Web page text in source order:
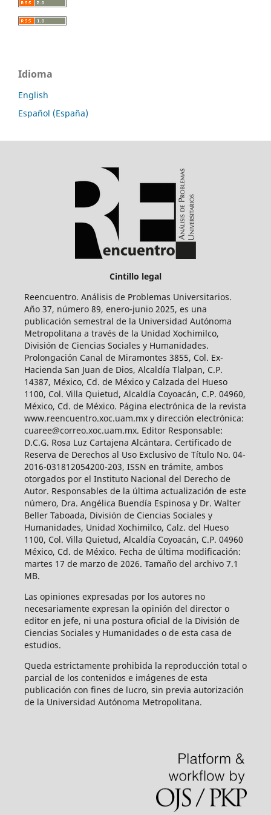
Idioma
English
Español (España)
Cintillo legal
Reencuentro. Análisis de Problemas Universitarios.
Año 37, número 89, enero-junio 2025, es una
publicación semestral de la Universidad Autónoma
Metropolitana a través de la Unidad Xochimilco,
División de Ciencias Sociales y Humanidades.
Prolongación Canal de Miramontes 3855, Col. Ex-
Hacienda San Juan de Dios, Alcaldía Tlalpan, C.P.
14387, México, Cd. de México y Calzada del Hueso
1100, Col. Villa Quietud, Alcaldía Coyoacán, C.P. 04960,
México, Cd. de México. Página electrónica de la revista
www.reencuentro.xoc.uam.mx y dirección electrónica:
cuaree@correo.xoc.uam.mx. Editor Responsable:
D.C.G. Rosa Luz Cartajena Alcántara. Certificado de
Reserva de Derechos al Uso Exclusivo de Título No. 04-
2016-031812054200-203, ISSN en trámite, ambos
otorgados por el Instituto Nacional del Derecho de
Autor. Responsables de la última actualización de este
número, Dra. Angélica Buendía Espinosa y Dr. Walter
Beller Taboada, División de Ciencias Sociales y
Humanidades, Unidad Xochimilco, Calz. del Hueso
1100, Col. Villa Quietud, Alcaldía Coyoacán, C.P. 04960
México, Cd. de México. Fecha de última modificación:
martes 17 de marzo de 2026. Tamaño del archivo 7.1
MB.
Las opiniones expresadas por los autores no
necesariamente expresan la opinión del director o
editor en jefe, ni una postura oficial de la División de
Ciencias Sociales y Humanidades o de esta casa de
estudios.
Queda estrictamente prohibida la reproducción total o
parcial de los contenidos e imágenes de esta
publicación con fines de lucro, sin previa autorización
de la Universidad Autónoma Metropolitana.